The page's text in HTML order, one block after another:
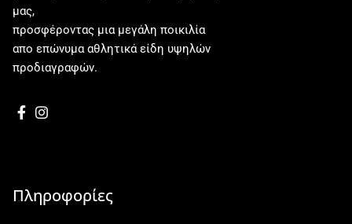
μας,
προσφέροντας μια μεγάλη ποικιλία
απο επώνυμα αθλητικά είδη υψηλών
προδιαγραφών.
Πληροφορίες